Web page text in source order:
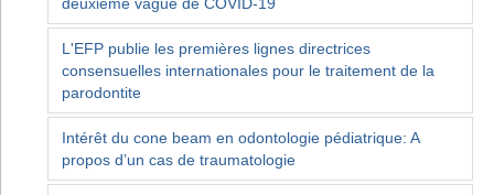
L'EFP publie les premières lignes directrices
consensuelles internationales pour le traitement de la
parodontite
Intérêt du cone beam en odontologie pédiatrique: A
propos d’un cas de traumatologie